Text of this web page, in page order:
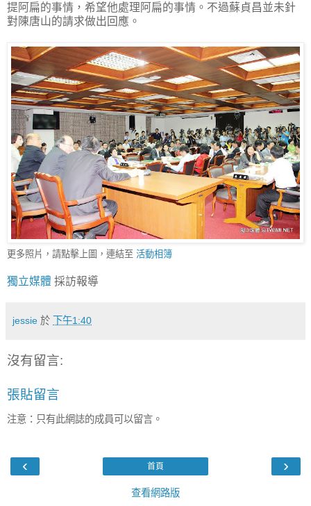
提阿扁的事情，希望他處理阿扁的事情。不過蘇貞昌並未針
對陳唐山的請求做出回應。
更多照片，請點擊上圖，連結至 活動相簿
獨立媒體 採訪報導
jessie 於 下午1:40
沒有留言:
張貼留言
注意：只有此網誌的成員可以留言。
‹ ›
首頁
查看網路版